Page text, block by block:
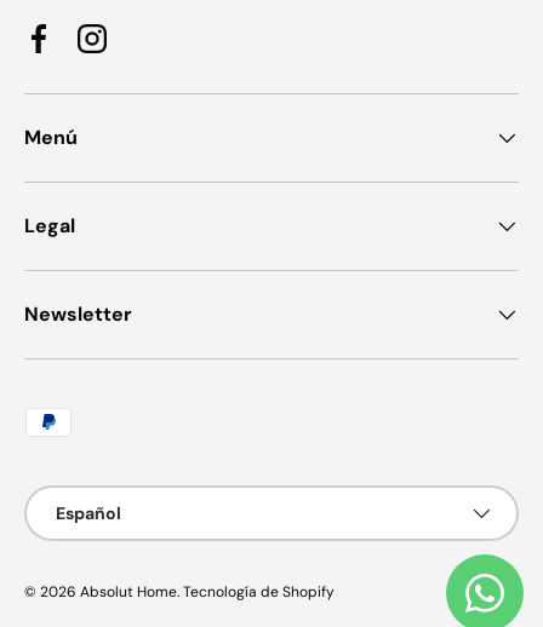
FacebookInstagram
Menú
Legal
Newsletter
Formas de pago aceptadas
Idioma
Español
© 2026 Absolut Home.Tecnología de Shopify